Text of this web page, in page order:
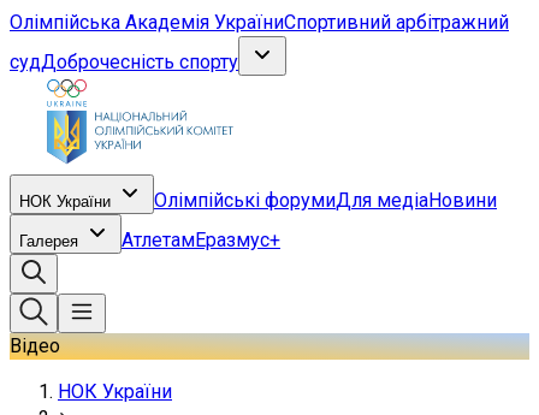
Олімпійська Академія УкраїниСпортивний арбітражний
судДоброчесність спорту
НОК України Олімпійські форумиДля медіаНовини
Галерея АтлетамЕразмус+
Відео
НОК України